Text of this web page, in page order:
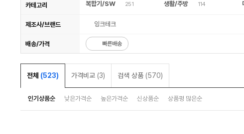
카테고리 복합기/SW 251 생활/주방 114
제조사/브랜드 잉크테크
배송/가격 빠른배송
전체 (523) 가격비교 (3) 검색 상품 (570)
인기상품순 낮은가격순 높은가격순 신상품순 상품평 많은순